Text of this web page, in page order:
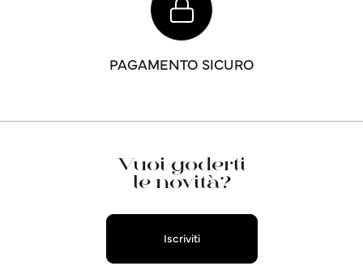
PAGAMENTO SICURO
Vuoi goderti
le novità?
Iscriviti